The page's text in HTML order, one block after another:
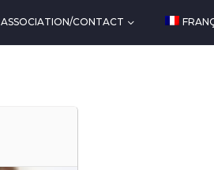
ASSOCIATION/CONTACT